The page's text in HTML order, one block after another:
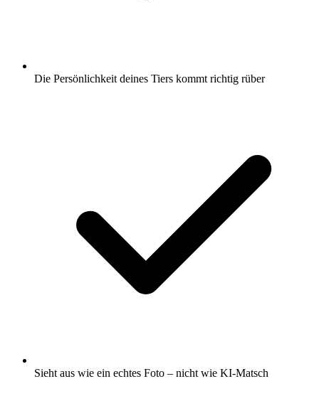
Die Persönlichkeit deines Tiers kommt richtig rüber
Sieht aus wie ein echtes Foto – nicht wie KI-Matsch